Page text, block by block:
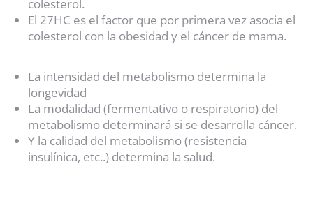
colesterol.
El 27HC es el factor que por primera vez asocia el
colesterol con la obesidad y el cáncer de mama.
La intensidad del metabolismo determina la
longevidad
La modalidad (fermentativo o respiratorio) del
metabolismo determinará si se desarrolla cáncer.
Y la calidad del metabolismo (resistencia
insulínica, etc..) determina la salud.